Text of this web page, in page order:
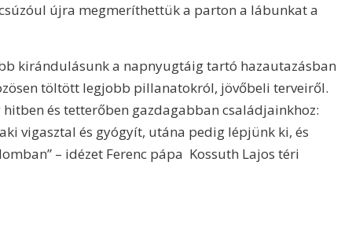
újra megmeríthettük a parton a lábunkat a
kirándulásunk a napnyugtáig tartó hazautazásban
töltött legjobb pillanatokról, jövőbeli terveiről.
és tetterőben gazdagabban családjainkhoz:
vigasztal és gyógyít, utána pedig lépjünk ki, és
– idézet Ferenc pápa Kossuth Lajos téri